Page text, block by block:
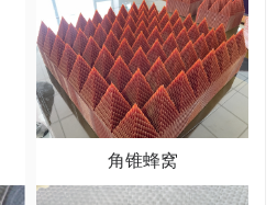
角锥蜂窝